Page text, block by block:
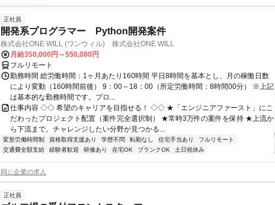
正社員
開発系プログラマー Python開発案件
株式会社ONE WILL (ワンウィル) 株式会社ONE WILL
月給350,000円～550,000円
フルリモート
勤務時間 総労働時間：1ヶ月あたり160時間 平日8時間を基本とし、月の稼働日数
により変動（160時間前後） 9：00～18：00（所定労働時間：8時間00分） ※上記
は基本的な勤務時間です。プロ...
仕事内容 ◇◇ 希望のキャリアを目指せる！ ◇◇ ★「エンジニアファースト」にこ
だわったプロジェクト配置（案件完全選択制） ★常時3万件の案件を保持 ★上流か
ら下流まで。チャレンジしたい分野が見つかる...
変形労働時間制 資格取得支援あり 学歴不問 転勤なし 住宅手当あり
フルリモート
交通費全額支給
経験者歓迎 研修あり 在宅OK ブランクOK 土日祝休み
同じ企業の求人
正社員